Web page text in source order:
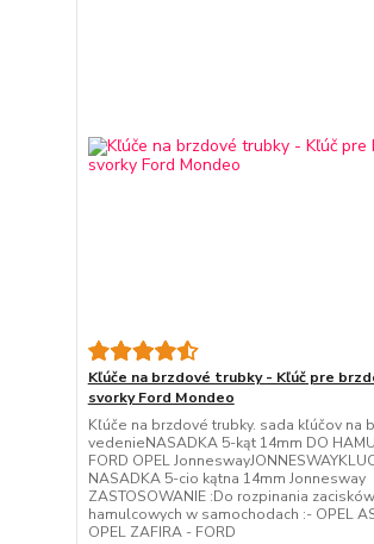
Kľúče na brzdové trubky - Kľúč pre
svorky Ford Mondeo
Kľúče na brzdové trubky. sada kľúčov na
vedenieNASADKA 5-kąt 14mm DO
FORD OPEL
NASADKA 5-cio kątna 14mm Jonnesway
ZASTOSOWANIE :Do rozpinania zacisków
hamulcowych w samochodach :- OPEL
OPEL ZAFIRA - FORD